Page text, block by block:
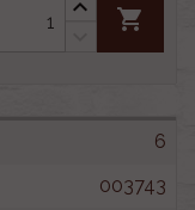
shopping_cart
6
003743